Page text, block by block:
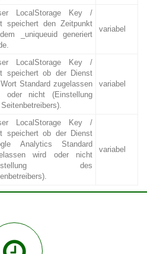
LocalStorage Key /
speichert den Zeitpunkt
_uniqueuid generiert
variabel
LocalStorage Key /
speichert ob der Dienst
Standard zugelassen
oder nicht (Einstellung
variabel
LocalStorage Key /
speichert ob der Dienst
Analytics Standard
wird oder nicht
des
variabel